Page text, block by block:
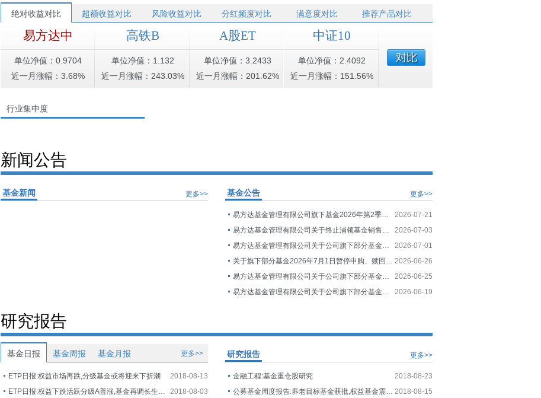
绝对收益对比 超额收益对比 风险收益对比 分红频度对比 满意度对比 推荐产品对比
易方达中
单位净值：0.9704
近一月涨幅：3.68%
高铁B
单位净值：1.132
近一月涨幅：243.03%
A股ET
单位净值：3.2433
近一月涨幅：201.62%
中证10
单位净值：2.4092
近一月涨幅：151.56%
行业集中度
新闻公告
更多>>
基金新闻 更多>>
基金公告
2026-07-21
易方达基金管理有限公司旗下基金2026年第2季度报告提示性公告
2026-07-03
易方达基金管理有限公司关于终止浦领基金销售有限公司办理本公司旗下基金销售业务的公告
2026-07-01
易方达基金管理有限公司关于公司旗下部分基金估值调整情况的公告
2026-06-26
关于旗下部分基金2026年7月1日暂停申购、赎回、转换、定期定额投资业务的提示性公告
2026-06-25
易方达基金管理有限公司关于公司旗下部分基金估值调整情况的公告
2026-06-19
易方达基金管理有限公司关于公司旗下部分基金估值调整情况的公告
研究报告
基金日报 基金周报 基金月报 更多>>
2018-08-13
ETP日报:权益市场再跌,分级基金或将迎来下折潮
2018-08-03
ETP日报:权益下跌活跃分级A普涨,基金再调长生生物估值
更多>>
研究报告
2018-08-23
金融工程:基金重仓股研究
2018-08-15
公募基金周度报告:养老目标基金获批,权益基金震荡反弹